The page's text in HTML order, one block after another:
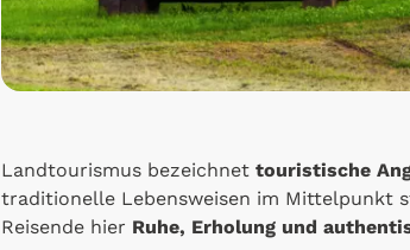
Landtourismus bezeichnet touristische
traditionelle Lebensweisen im Mittelpunkt
Reisende hier Ruhe, Erholung und